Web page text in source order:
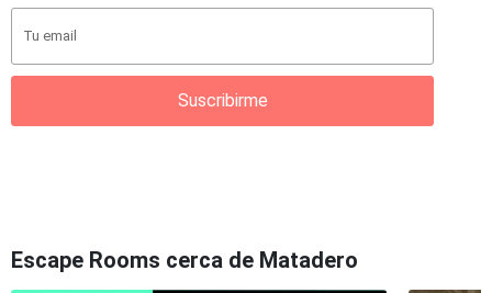
Suscribirme
Escape Rooms cerca de Matadero